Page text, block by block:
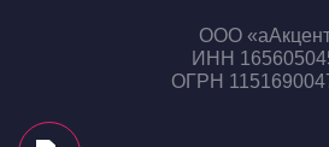
ООО
ИНН
ОГРН